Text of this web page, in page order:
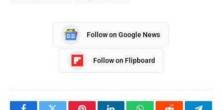
Follow on Google News
Follow on Flipboard